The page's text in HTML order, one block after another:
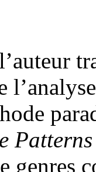
genres